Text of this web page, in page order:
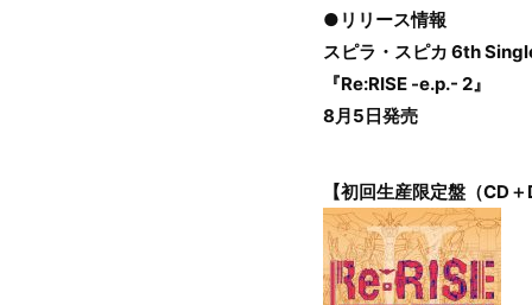
●リリース情報
スピラ・スピカ 6th
『Re:RISE -e.p.- 2』
8月5日発売
【初回生産限定盤（CD＋